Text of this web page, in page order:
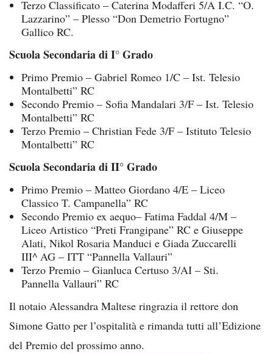
Terzo Classificato – Caterina Modafferi 5/A I.C. “O.
Lazzarino” – Plesso “Don Demetrio Fortugno”
Gallico RC.
Scuola Secondaria di I° Grado
Primo Premio – Gabriel Romeo 1/C – Ist. Telesio
Montalbetti” RC
Secondo Premio – Sofia Mandalari 3/F – Ist. Telesio
Montalbetti” RC
Terzo Premio – Christian Fede 3/F – Istituto Telesio
Montalbetti” RC
Scuola Secondaria di II° Grado
Primo Premio – Matteo Giordano 4/E – Liceo
Classico T. Campanella” RC
Secondo Premio ex aequo– Fatima Faddal 4/M –
Liceo Artistico “Preti Frangipane” RC e Giuseppe
Alati, Nikol Rosaria Manduci e Giada Zuccarelli
III^ AG – ITT “Pannella Vallauri”
Terzo Premio – Gianluca Certuso 3/AI – Sti.
Pannella Vallauri” RC
Il notaio Alessandra Maltese ringrazia il rettore don
Simone Gatto per l’ospitalità e rimanda tutti all’Edizione
del Premio del prossimo anno.